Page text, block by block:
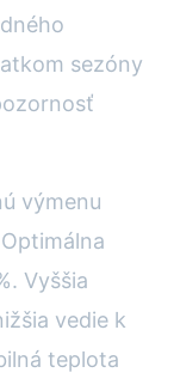
sezóny
výmenu
Vyššia
vedie k
teplota